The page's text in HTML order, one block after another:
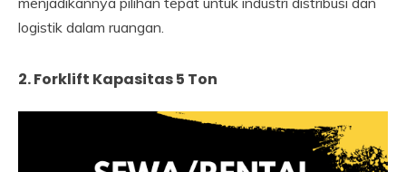
logistik dalam ruangan.
2. Forklift Kapasitas 5 Ton